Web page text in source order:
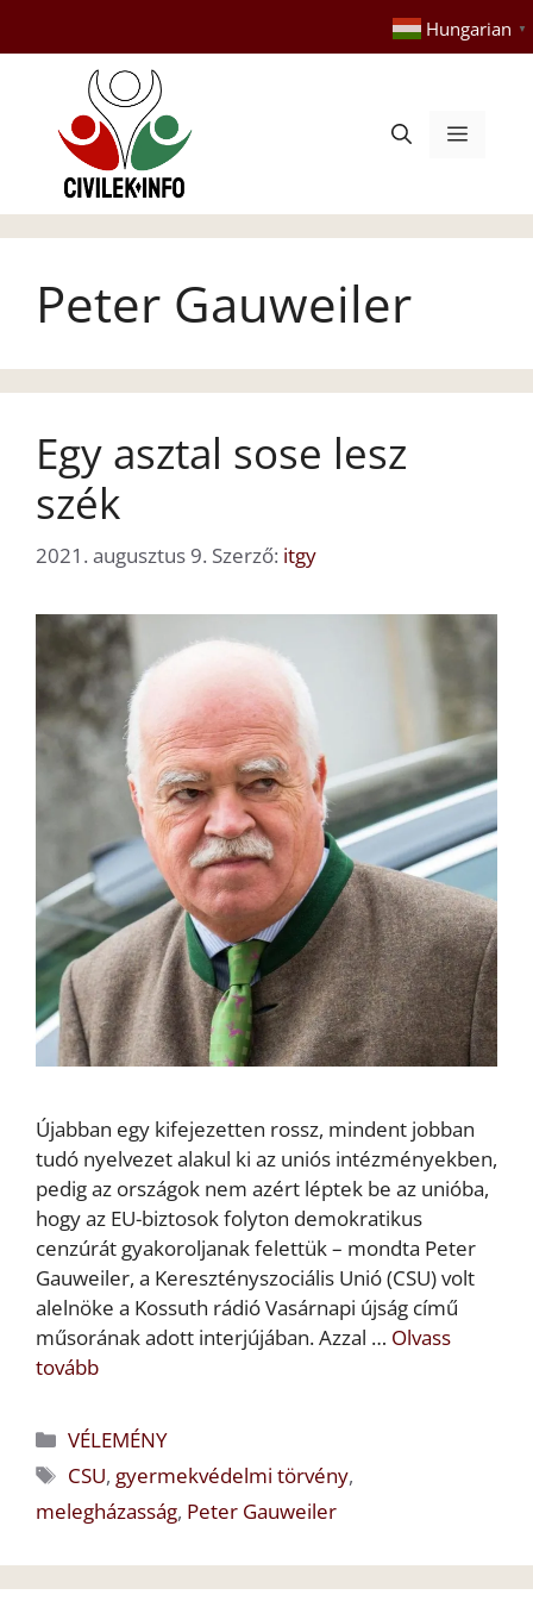
tartalomba
Hungarian ▼
Menü
Peter Gauweiler
Egy asztal sose lesz
szék
2021. augusztus 9. Szerző: itgy
Újabban egy kifejezetten rossz, mindent jobban
tudó nyelvezet alakul ki az uniós intézményekben,
pedig az országok nem azért léptek be az unióba,
hogy az EU-biztosok folyton demokratikus
cenzúrát gyakoroljanak felettük – mondta Peter
Gauweiler, a Keresztényszociális Unió (CSU) volt
alelnöke a Kossuth rádió Vasárnapi újság című
műsorának adott interjújában. Azzal … Olvass
tovább
Kategória
VÉLEMÉNY
Címkék
CSU, gyermekvédelmi törvény,
melegházasság, Peter Gauweiler